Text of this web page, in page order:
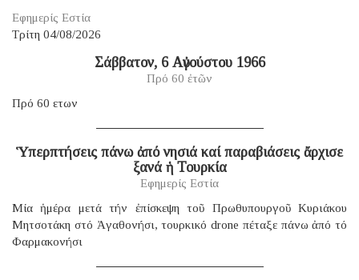
Εφημερίς Εστία
Τρίτη 04/08/2026
Σάββατον, 6 Αὐγούστου 1966
Πρό 60 ἐτῶν
Πρό 60 ετων
Ὑπερπτήσεις πάνω ἀπό νησιά καί παραβιάσεις ἄρχισε
ξανά ἡ Τουρκία
Εφημερίς Εστία
Μία ἡμέρα μετά τήν ἐπίσκεψη τοῦ Πρωθυπουργοῦ Κυριάκου
Μητσοτάκη στό Ἀγαθονήσι, τουρκικό drone πέταξε πάνω ἀπό τό
Φαρμακονήσι